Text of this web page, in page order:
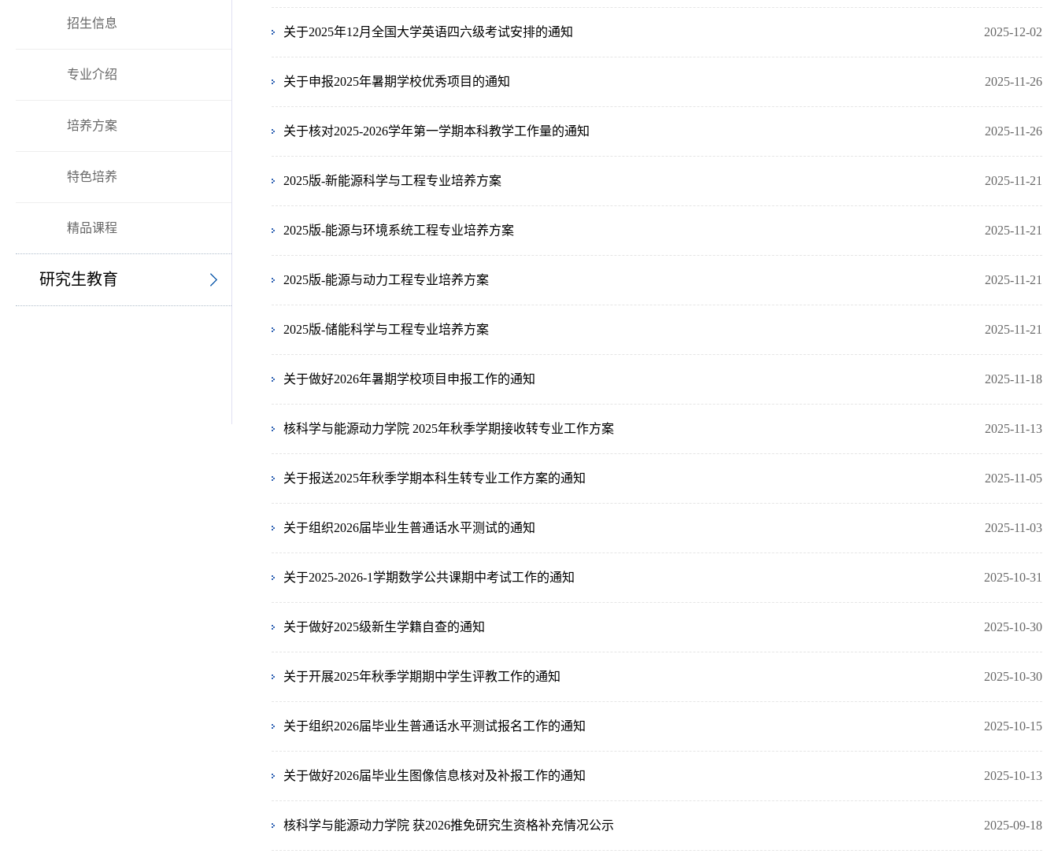
招生信息
专业介绍
培养方案
特色培养
精品课程
研究生教育
2025-12-02
关于2025年12月全国大学英语四六级考试安排的通知
2025-11-26
关于申报2025年暑期学校优秀项目的通知
2025-11-26
关于核对2025-2026学年第一学期本科教学工作量的通知
2025-11-21
2025版-新能源科学与工程专业培养方案
2025-11-21
2025版-能源与环境系统工程专业培养方案
2025-11-21
2025版-能源与动力工程专业培养方案
2025-11-21
2025版-储能科学与工程专业培养方案
2025-11-18
关于做好2026年暑期学校项目申报工作的通知
2025-11-13
核科学与能源动力学院 2025年秋季学期接收转专业工作方案
2025-11-05
关于报送2025年秋季学期本科生转专业工作方案的通知
2025-11-03
关于组织2026届毕业生普通话水平测试的通知
2025-10-31
关于2025-2026-1学期数学公共课期中考试工作的通知
2025-10-30
关于做好2025级新生学籍自查的通知
2025-10-30
关于开展2025年秋季学期期中学生评教工作的通知
2025-10-15
关于组织2026届毕业生普通话水平测试报名工作的通知
2025-10-13
关于做好2026届毕业生图像信息核对及补报工作的通知
2025-09-18
核科学与能源动力学院 获2026推免研究生资格补充情况公示